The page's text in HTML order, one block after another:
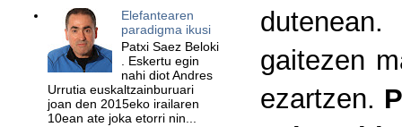
gaitezen
ezartzen.
Elefantearen
paradigma ikusi
Patxi Saez Beloki
. Eskertu egin
nahi diot Andres
Urrutia euskaltzainburuari
joan den 2015eko irailaren
10ean ate joka etorri nin...